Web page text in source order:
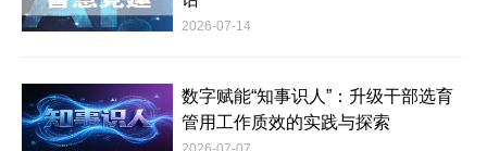
2026-07-14
数字赋能“知事识人”：升级干部选育
管用工作质效的实践与探索